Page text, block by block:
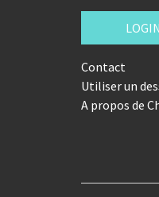
LOGIN
Contact
Utiliser un
A propos de